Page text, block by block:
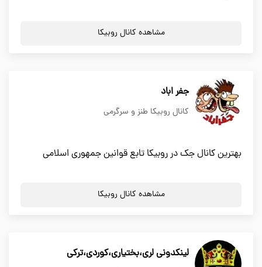
مشاهده کانال روبیکا
جفر اباد
کانال روبیکا طنز و سرگرمی
بهترین کانال جک در روبیکا تابع قوانین جمهوری اسلامی
مشاهده کانال روبیکا
لینکدونی لری،بختیاری،کوردی،ترکی